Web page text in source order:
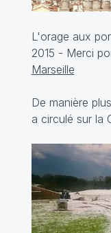
L'orage aux
2015 - Merci
Marseille
De manière
a circulé sur la